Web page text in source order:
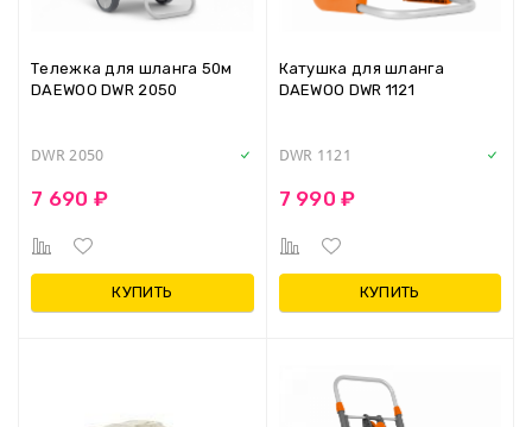
Тележка для шланга 50м
DAEWOO DWR 2050
DWR 2050
7 690 ₽
КУПИТЬ
Катушка для шланга
DAEWOO DWR 1121
DWR 1121
7 990 ₽
КУПИТЬ